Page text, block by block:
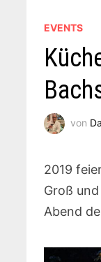
EVENTS
von
2019
Groß
Abend